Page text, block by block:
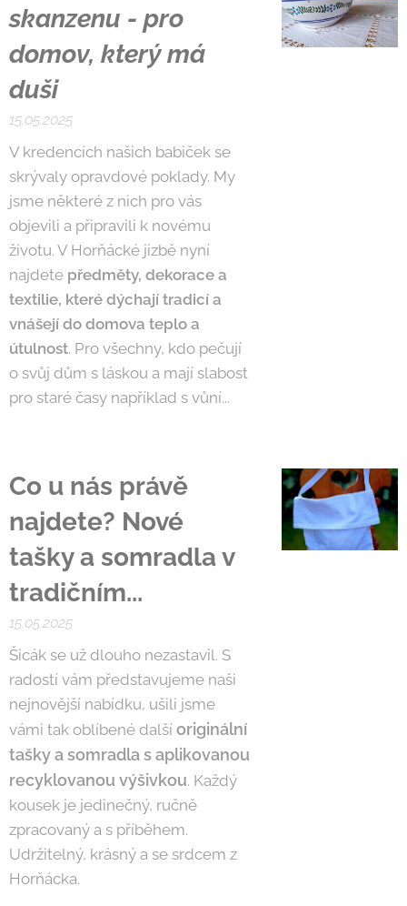
skanzenu - pro
domov, který má
duši
15.05.2025
V kredencích našich babiček se
skrývaly opravdové poklady. My
jsme některé z nich pro vás
objevili a připravili k novému
životu. V Horňácké jizbě nyní
najdete předměty, dekorace a
textilie, které dýchají tradicí a
vnášejí do domova teplo a
útulnost. Pro všechny, kdo pečují
o svůj dům s láskou a mají slabost
pro staré časy například s vůní...
Co u nás právě
najdete? Nové
tašky a somradla v
tradičním...
15.05.2025
Šicák se už dlouho nezastavil. S
radostí vám představujeme naši
nejnovější nabídku, ušili jsme
vámi tak oblíbené další originální
tašky a somradla s aplikovanou
recyklovanou výšivkou. Každý
kousek je jedinečný, ručně
zpracovaný a s příběhem.
Udržitelný, krásný a se srdcem z
Horňácka.